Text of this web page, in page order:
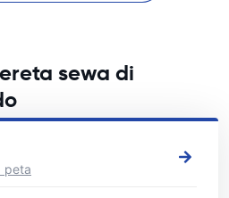
sewa di
kami di Monterotondo
peta